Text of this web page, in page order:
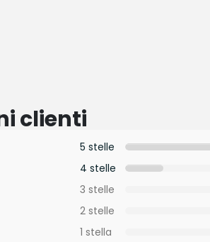
clienti
5 stelle
4 stelle
3 stelle
2 stelle
1 stella